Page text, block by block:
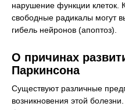
нарушение функции клеток.
свободные радикалы могут
гибель нейронов (апоптоз).
О причинах
Паркинсона
Существуют различные
возникновения этой